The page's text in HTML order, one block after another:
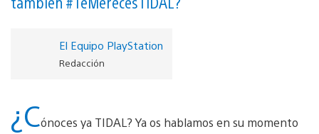
El Equipo PlayStation
Redacción
¿Cónoces ya TIDAL? Ya os hablamos en su momento